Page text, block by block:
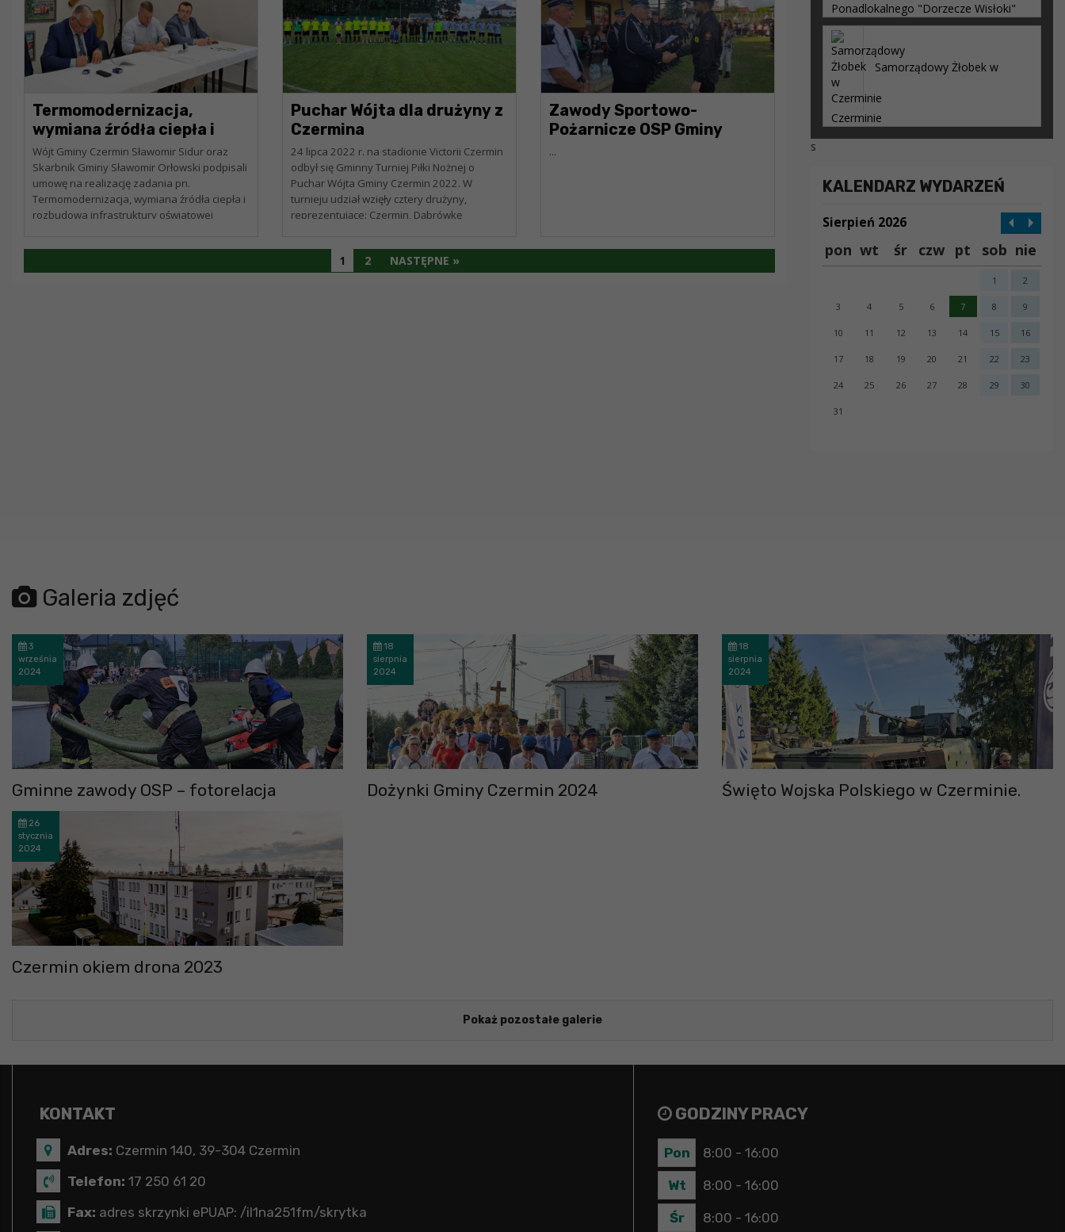
Termomodernizacja,
wymiana źródła ciepła i
rozbudowa infrastruktury
oświatowej – podpisanie
umowy
Wójt Gminy Czermin Sławomir Sidur oraz
Skarbnik Gminy Sławomir Orłowski podpisali
umowę na realizację zadania pn.
Termomodernizacja, wymiana źródła ciepła i
rozbudowa infrastruktury oświatowej
Rządowego Funduszu Polski Ład: Program
Puchar Wójta dla drużyny z
Czermina
24 lipca 2022 r. na stadionie Victorii Czermin
odbył się Gminny Turniej Piłki Nożnej o
Puchar Wójta Gminy Czermin 2022. W
turnieju udział wzięły cztery drużyny,
reprezentujące: Czermin, Dąbrówkę
rywalizowały...
Zawody Sportowo-
Pożarnicze OSP Gminy
...
1 2 NASTĘPNE »
Ponadlokalnego "Dorzecze Wisłoki"
Samorządowy Żłobek w
Czerminie
s
KALENDARZ WYDARZEŃ
Sierpień 2026
pon wt śr czw pt sob nie
1 2
3 4 5 6 7 8 9
10 11 12 13 14 15 16
17 18 19 20 21 22 23
24 25 26 27 28 29 30
31
Galeria zdjęć
3
września
2024
Gminne zawody OSP – fotorelacja
18
sierpnia
2024
Dożynki Gminy Czermin 2024
18
sierpnia
2024
Święto Wojska Polskiego w Czerminie.
26
stycznia
2024
Czermin okiem drona 2023
Pokaż pozostałe galerie
KONTAKT
Adres: Czermin 140, 39-304 Czermin
Telefon: 17 250 61 20
Fax: adres skrzynki ePUAP: /il1na251fm/skrytka
GODZINY PRACY
Pon 8:00 - 16:00
Wt 8:00 - 16:00
Śr 8:00 - 16:00